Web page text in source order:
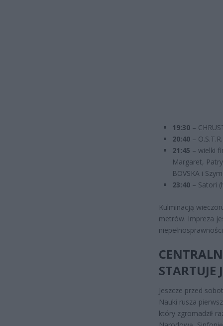
19:30–
20:40– O.S.T.R.
21:45 – wielki
Margaret,
BOVSKA i
23:40– Satori
Kulminacją
metrów. Impreza
STARTUJE
Jeszcze przed
Nauki rusza
który zgromadził